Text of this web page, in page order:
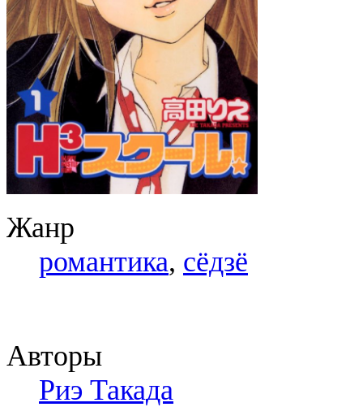
Жанр
романтика, сёдзё
Авторы
Риэ Такада